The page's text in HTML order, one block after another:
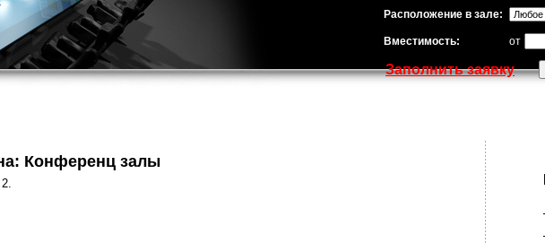
Расположение в зале:
Вместимость: от
Заполнить заявку
Конференц залы